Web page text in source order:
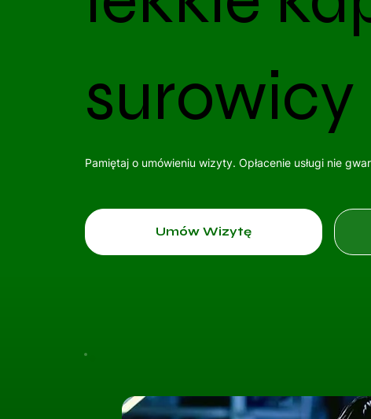
surowicy
Pamiętaj o umówieniu wizyty. Opłacenie usługi nie
Umów Wizytę